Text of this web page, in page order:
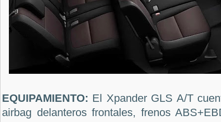
EQUIPAMIENTO: El Xpander GLS A/T
airbag delanteros frontales, frenos